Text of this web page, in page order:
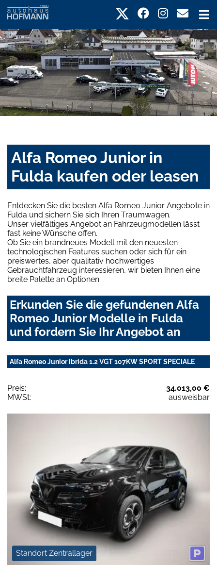
Alfa Romeo Junior in
Fulda kaufen oder leasen
Entdecken Sie die besten Alfa Romeo Junior Angebote in
Fulda und sichern Sie sich Ihren Traumwagen.
Unser vielfältiges Angebot an Fahrzeugmodellen lässt
fast keine Wünsche offen.
Ob Sie ein brandneues Modell mit den neuesten
technologischen Features suchen oder sich für ein
preiswertes, aber qualitativ hochwertiges
Gebrauchtfahrzeug interessieren, wir bieten Ihnen eine
breite Palette an Optionen.
Erkunden Sie die gefundenen Alfa
Romeo Junior Modelle in Fulda
und fordern Sie Ihr Angebot an
Alfa Romeo Junior Ibrida 1.2 VGT 107KW SPORT SPECIALE
Preis:
34.013,00 €
MWSt:
ausweisbar
Standort Zentrallager